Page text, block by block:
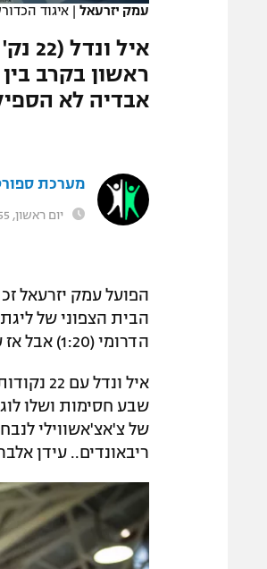
המגזיןעמק יזרעאל | איגוד
אבדיה לא
מערכת ספורט
יום ראשון, 18:55, 25.03.18
הדרומי (1:20) אבל אז עשתה מהפך ואף הגדילה את היתרון ליתרון דו ספרתי לקראת הסיום.
ריבאונדים.. עידן אלבר הוסיף 22